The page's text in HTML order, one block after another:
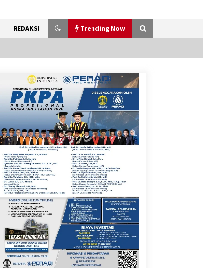
REDAKSI Trending Now
Sarana PAUD Diperkuat,
Tangsel Dorong Angka
Partisipasi Sekolah Terus
Meningkat
7 Agustus 2026
Kemenkum Malut Dorong
Perlindungan Hak Cipta Musik
di Era Digital, Sosialisasikan
Pencatatan Gratis dan
Penguatan Royalti
6 Agustus 2026
Dukung Ekosistem Kendaraan
Listrik, Wapres Dorong Link
and Match Pendidikan–